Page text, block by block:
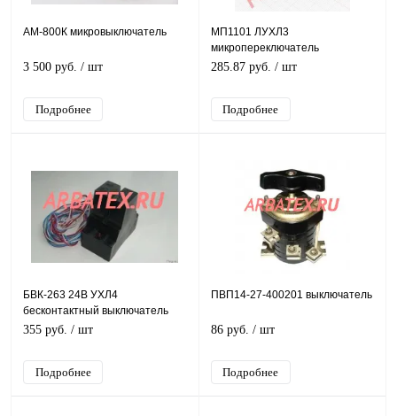
АМ-800К микровыключатель
3 500 руб. / шт
Подробнее
МП1101 ЛУХЛ3
микропереключатель
285.87 руб. / шт
Подробнее
БВК-263 24В УХЛ4
бесконтактный выключатель
355 руб. / шт
Подробнее
ПВП14-27-400201 выключатель
86 руб. / шт
Подробнее